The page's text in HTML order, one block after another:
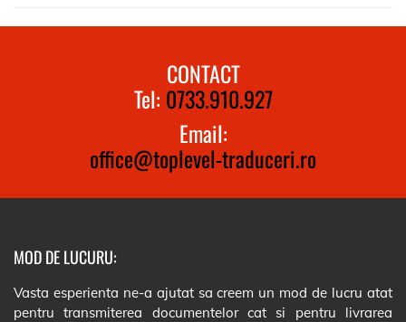
CONTACT
Tel: 0733.910.927
Email:
office@toplevel-traduceri.ro
MOD DE LUCURU:
Vasta esperienta ne-a ajutat sa creem un mod de lucru atat
pentru transmiterea documentelor cat si pentru livrarea